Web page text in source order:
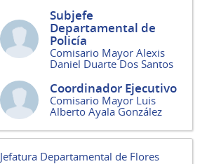
Subjefe
Departamental de
Policía
Comisario Mayor Alexis
Daniel Duarte Dos Santos
Coordinador Ejecutivo
Comisario Mayor Luis
Alberto Ayala González
Jefatura Departamental de Flores